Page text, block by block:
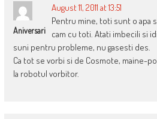
Aniversari
August 11, 2011 at 13:51
Pentru mine, toti sunt o apa
cam cu toti. Atati imbecili si
suni pentru probleme, nu gasesti des.
Ca tot se vorbi si de Cosmote, maine-
la robotul vorbitor.